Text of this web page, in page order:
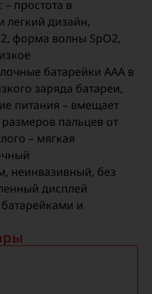
простота в
легкий дизайн,
форма волны SpO2,
батарейки ААА в
заряда батареи,
питания – вмещает
пальцев от
– мягкая
неинвазивный, без
дисплей
батарейками и